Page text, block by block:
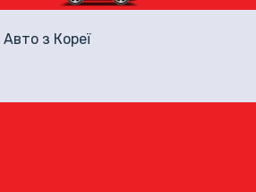
Авто з Кореї